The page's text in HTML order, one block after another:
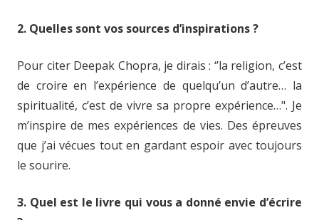
2. Quelles sont vos sources d’inspirations ?
Pour citer Deepak Chopra, je dirais : ‘’la religion, c’est
de croire en l’expérience de quelqu’un d’autre… la
spiritualité, c’est de vivre sa propre expérience…". Je
m’inspire de mes expériences de vies. Des épreuves
que j’ai vécues tout en gardant espoir avec toujours
le sourire.
3. Quel est le livre qui vous a donné envie d’écrire